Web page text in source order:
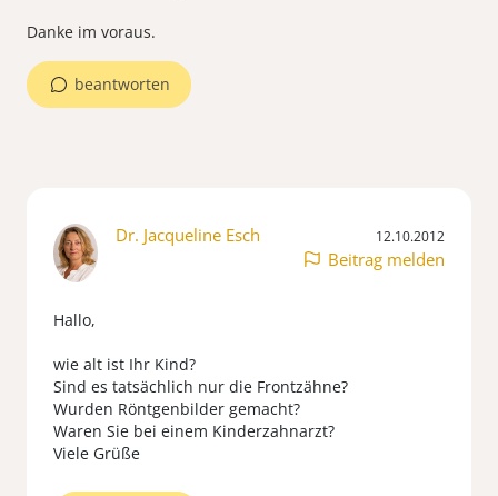
Danke im voraus.
beantworten
Dr. Jacqueline Esch 12.10.2012
Beitrag melden
Hallo,
wie alt ist Ihr Kind?
Sind es tatsächlich nur die Frontzähne?
Wurden Röntgenbilder gemacht?
Waren Sie bei einem Kinderzahnarzt?
Viele Grüße